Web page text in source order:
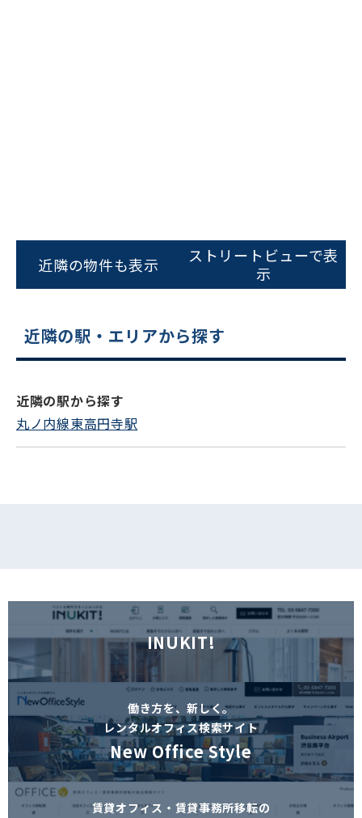
スムーズにご案内できます
0120-620-213
電話でお問い合わせ
近隣の物件も表示
ストリートビューで表
示
近隣の駅・エリアから探す
近隣の駅から探す
丸ノ内線東高円寺駅
INUKIT!
働き方を、新しく。
レンタルオフィス検索サイト
New Office Style
賃貸オフィス・賃貸事務所移転の